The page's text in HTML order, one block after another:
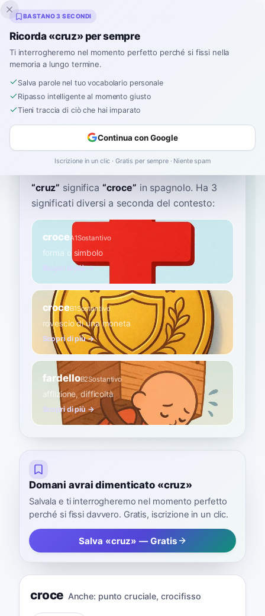
Inklingo
Home›Spagnolo›Dizionario›cruz
cruz
krooz kɾuθ
“cruz” significa “croce” in spagnolo. Ha 3
significati diversi a seconda del contesto:
croceA1Sostantivo
forma o simbolo
Scopri di più →
croceB1Sostantivo
rovescio di una moneta
Scopri di più →
fardelloB2Sostantivo
afflizione, difficoltà
Scopri di più →
Domani avrai dimenticato «cruz»
Salvala e ti interrogheremo nel momento perfetto
perché si fissi davvero. Gratis, iscrizione in un clic.
Salva «cruz» — Gratis
croce Anche: punto cruciale, crocifisso
BASTANO 3 SECONDI
Ricorda «cruz» per sempre
Ti interrogheremo nel momento perfetto perché si fissi nella
memoria a lungo termine.
Salva parole nel tuo vocabolario personale
Ripasso intelligente al momento giusto
Tieni traccia di ciò che hai imparato
Continua con Google
Iscrizione in un clic · Gratis per sempre · Niente spam